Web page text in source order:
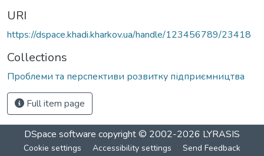
URI
https://dspace.khadi.kharkov.ua/handle/123456789/23418
Collections
Проблеми та перспективи розвитку підприємництва
Full item page
DSpace software copyright © 2002-2026 LYRASIS
Cookie settings Accessibility settings Send Feedback